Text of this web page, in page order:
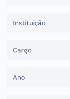
Instituição
Cargo
Ano